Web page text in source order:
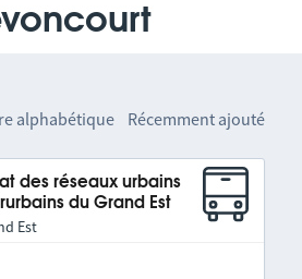
alphabétique Récemment ajouté
des réseaux urbains
du Grand Est
Est